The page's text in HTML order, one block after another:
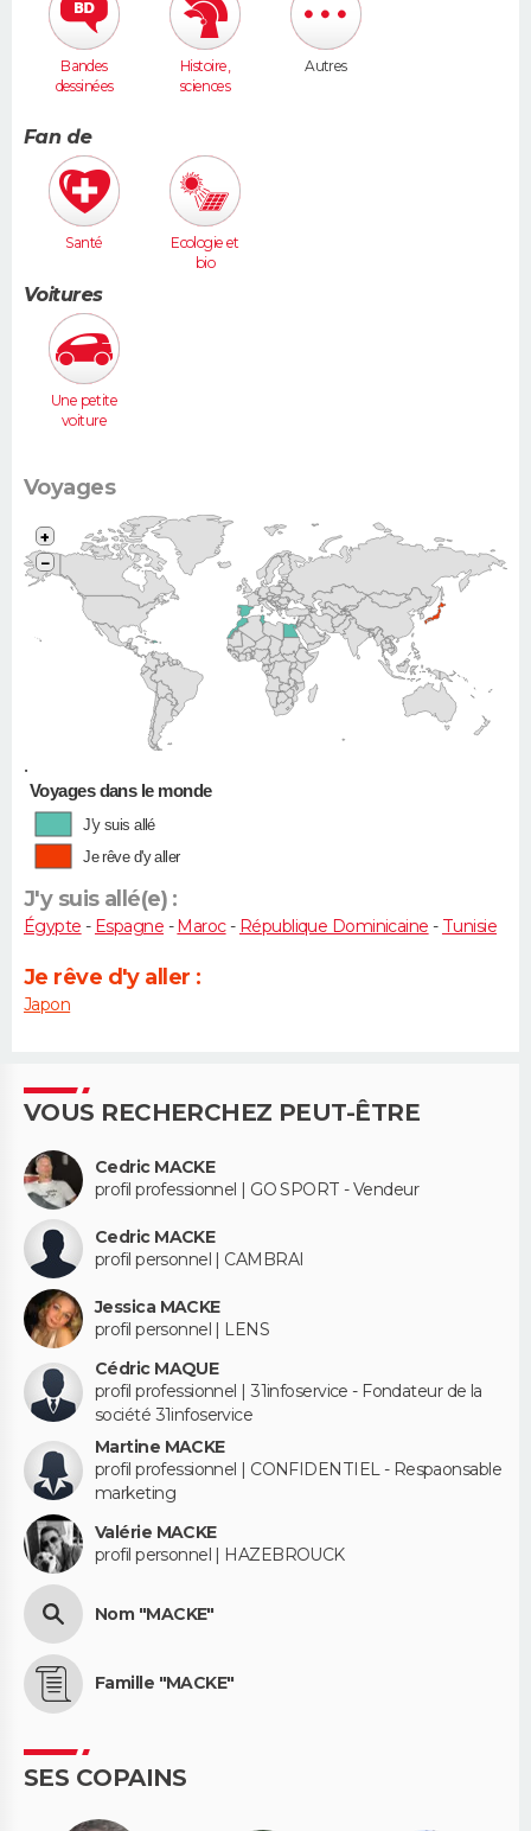
Bandes
dessinées
Histoire,
sciences
Autres
Fan de
Santé
Ecologie et
bio
Voitures
Une petite
voiture
Voyages
•
+
−
Voyages dans le monde
J'y suis allé
Je rêve d'y aller
J'y suis allé(e) :
Égypte - Espagne -Maroc- République Dominicaine - Tunisie
Je rêve d'y aller :
Japon
VOUS RECHERCHEZ PEUT-ÊTRE
Cedric MACKE
profil professionnel | GO SPORT - Vendeur
Cedric MACKE
profil personnel | CAMBRAI
Jessica MACKE
profil personnel | LENS
Cédric MAQUE
profil professionnel | 31infoservice - Fondateur de la
société 31infoservice
Martine MACKE
profil professionnel | CONFIDENTIEL - Respaonsable
marketing
Valérie MACKE
profil personnel | HAZEBROUCK
Nom "MACKE"
Famille "MACKE"
SES COPAINS